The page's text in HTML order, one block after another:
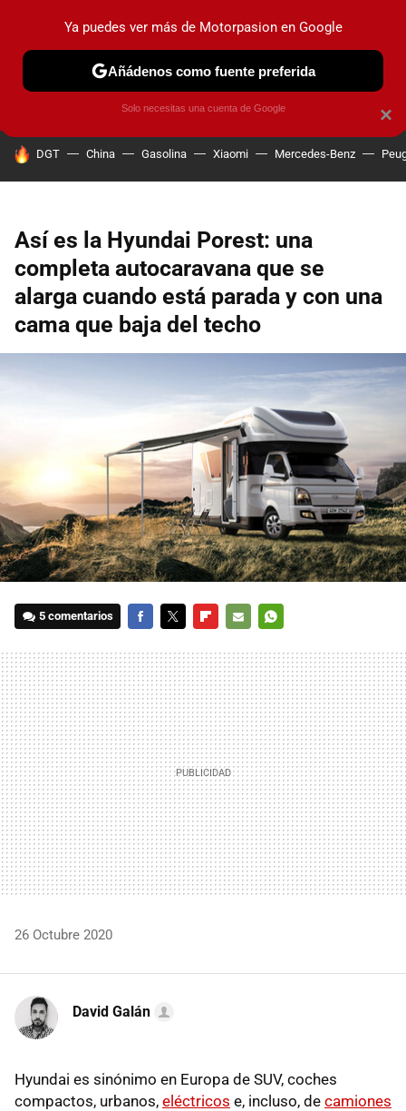
PRUEBAS COCHES ELÉCTRICOS OBSERVATORIO
HOY SE HABLA DE
DGT China Gasolina Xiaomi Mercedes-Benz
Así es la Hyundai Porest: una
completa autocaravana que se
alarga cuando está parada y con una
cama que baja del techo
5 comentarios
MAIL
26 Octubre 2020
David Galán
Hyundai es sinónimo en Europa de SUV, coches
compactos, urbanos, eléctricos e, incluso, de camiones
×
Ya puedes ver más de Motorpasion en Google
Añádenos como fuente preferida
Solo necesitas una cuenta de Google